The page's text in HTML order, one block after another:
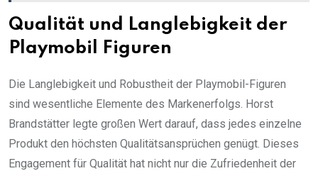
Qualität und Langlebigkeit der
Playmobil Figuren
Die Langlebigkeit und Robustheit der Playmobil-Figuren
sind wesentliche Elemente des Markenerfolgs. Horst
Brandstätter legte großen Wert darauf, dass jedes einzelne
Produkt den höchsten Qualitätsansprüchen genügt. Dieses
Engagement für Qualität hat nicht nur die Zufriedenheit der